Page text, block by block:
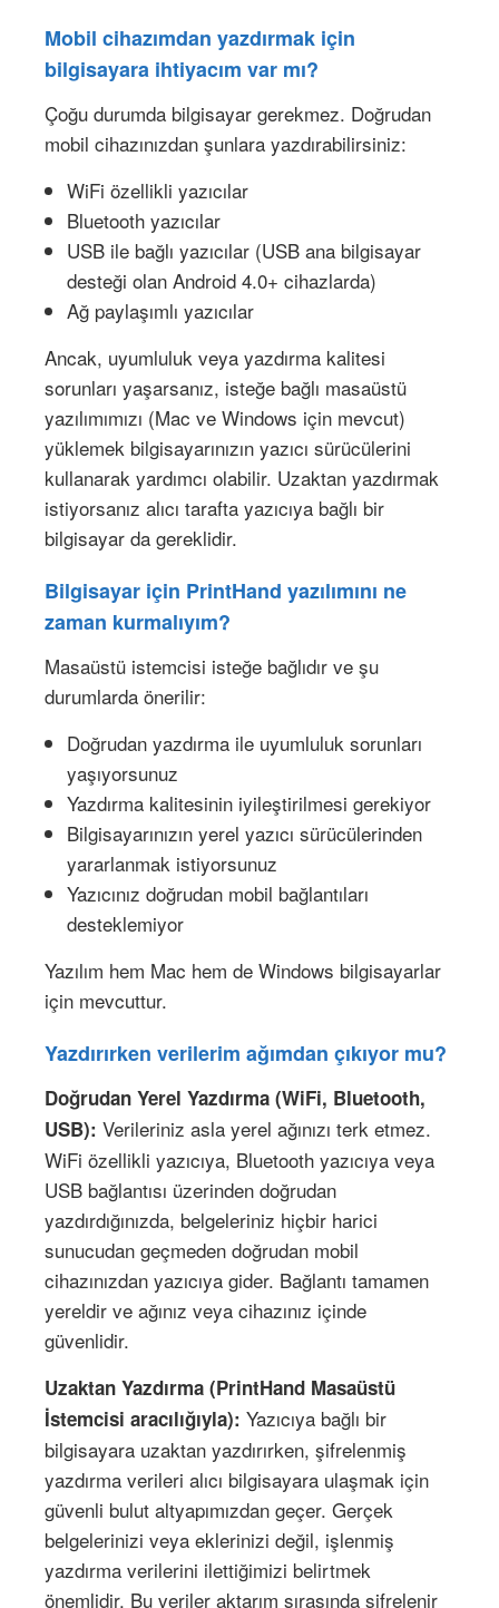
Mobil cihazımdan yazdırmak için
bilgisayara ihtiyacım var mı?
Çoğu durumda bilgisayar gerekmez. Doğrudan
mobil cihazınızdan şunlara yazdırabilirsiniz:
WiFi özellikli yazıcılar
Bluetooth yazıcılar
USB ile bağlı yazıcılar (USB ana bilgisayar
desteği olan Android 4.0+ cihazlarda)
Ağ paylaşımlı yazıcılar
Ancak, uyumluluk veya yazdırma kalitesi
sorunları yaşarsanız, isteğe bağlı masaüstü
yazılımımızı (Mac ve Windows için mevcut)
yüklemek bilgisayarınızın yazıcı sürücülerini
kullanarak yardımcı olabilir. Uzaktan yazdırmak
istiyorsanız alıcı tarafta yazıcıya bağlı bir
bilgisayar da gereklidir.
Bilgisayar için PrintHand yazılımını ne
zaman kurmalıyım?
Masaüstü istemcisi isteğe bağlıdır ve şu
durumlarda önerilir:
Doğrudan yazdırma ile uyumluluk sorunları
yaşıyorsunuz
Yazdırma kalitesinin iyileştirilmesi gerekiyor
Bilgisayarınızın yerel yazıcı sürücülerinden
yararlanmak istiyorsunuz
Yazıcınız doğrudan mobil bağlantıları
desteklemiyor
Yazılım hem Mac hem de Windows bilgisayarlar
için mevcuttur.
Yazdırırken verilerim ağımdan çıkıyor mu?
Doğrudan Yerel Yazdırma (WiFi, Bluetooth,
USB): Verileriniz asla yerel ağınızı terk etmez.
WiFi özellikli yazıcıya, Bluetooth yazıcıya veya
USB bağlantısı üzerinden doğrudan
yazdırdığınızda, belgeleriniz hiçbir harici
sunucudan geçmeden doğrudan mobil
cihazınızdan yazıcıya gider. Bağlantı tamamen
yereldir ve ağınız veya cihazınız içinde
güvenlidir.
Uzaktan Yazdırma (PrintHand Masaüstü
İstemcisi aracılığıyla): Yazıcıya bağlı bir
bilgisayara uzaktan yazdırırken, şifrelenmiş
yazdırma verileri alıcı bilgisayara ulaşmak için
güvenli bulut altyapımızdan geçer. Gerçek
belgelerinizi veya eklerinizi değil, işlenmiş
yazdırma verilerini ilettiğimizi belirtmek
önemlidir. Bu veriler aktarım sırasında şifrelenir